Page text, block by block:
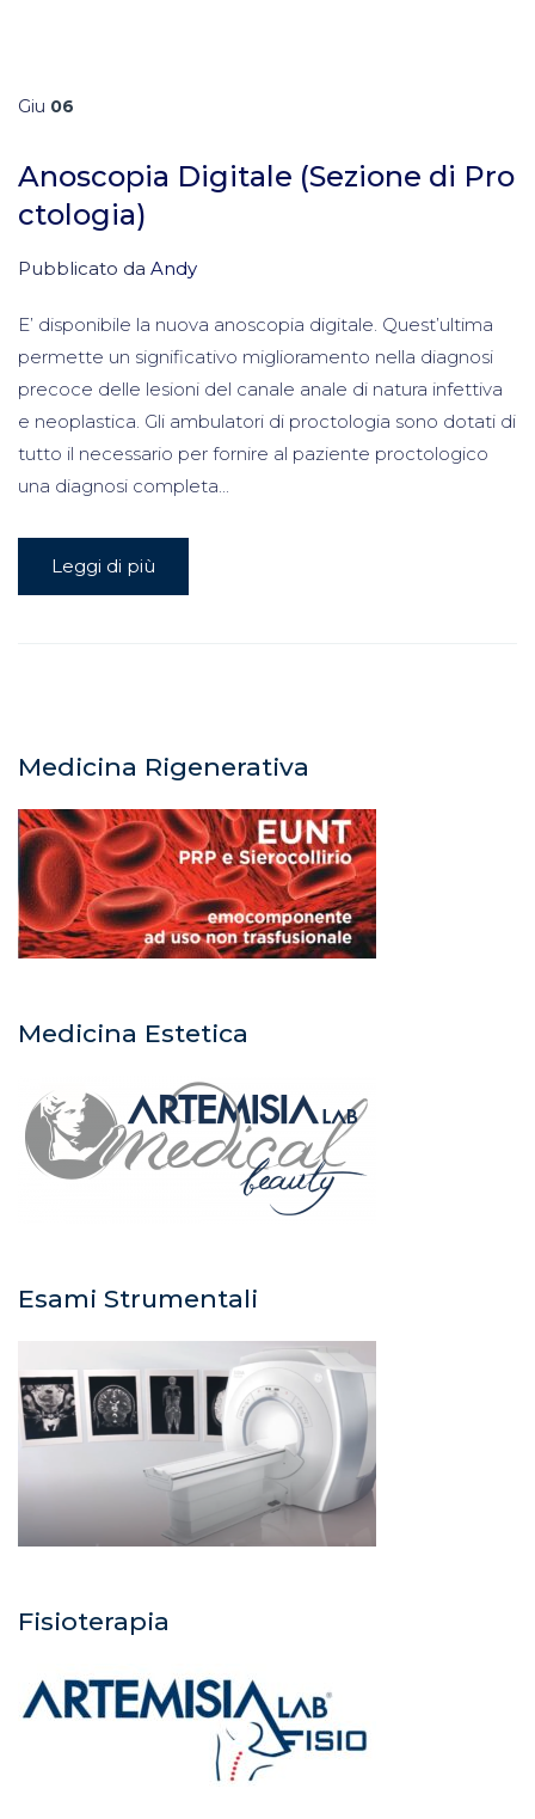
Giu 06
Anoscopia Digitale (Sezione di Pro
ctologia)
Pubblicato da Andy
E’ disponibile la nuova anoscopia digitale. Quest’ultima
permette un significativo miglioramento nella diagnosi
precoce delle lesioni del canale anale di natura infettiva
e neoplastica. Gli ambulatori di proctologia sono dotati di
tutto il necessario per fornire al paziente proctologico
una diagnosi completa...
Leggi di più
Medicina Rigenerativa
Medicina Estetica
Esami Strumentali
Fisioterapia